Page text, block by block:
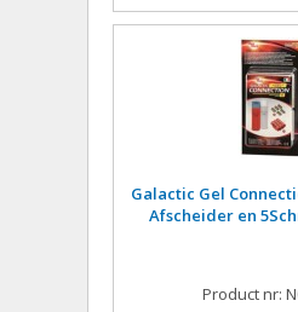
Galactic Gel
Afscheider en
Product nr: